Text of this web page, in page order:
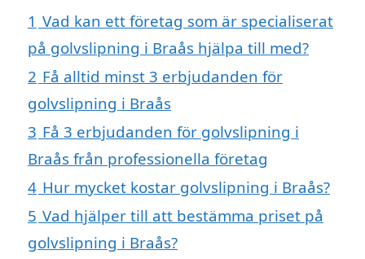
1 Vad kan ett företag som är specialiserat
på golvslipning i Braås hjälpa till med?
2 Få alltid minst 3 erbjudanden för
golvslipning i Braås
3 Få 3 erbjudanden för golvslipning i
Braås från professionella företag
4 Hur mycket kostar golvslipning i Braås?
5 Vad hjälper till att bestämma priset på
golvslipning i Braås?